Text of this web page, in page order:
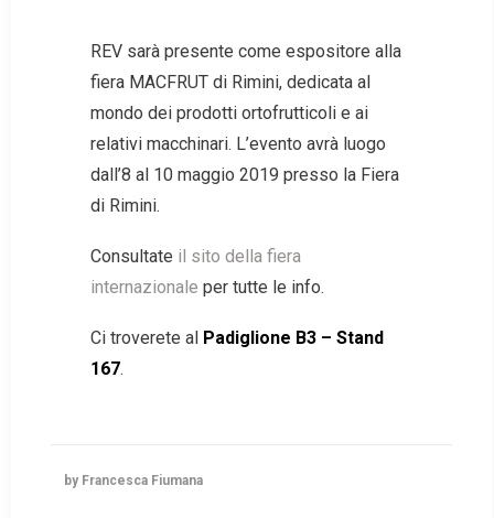
REV sarà presente come espositore alla
fiera MACFRUT di Rimini, dedicata al
mondo dei prodotti ortofrutticoli e ai
relativi macchinari. L’evento avrà luogo
dall’8 al 10 maggio 2019 presso la Fiera
di Rimini.
Consultate il sito della fiera
internazionale per tutte le info.
Ci troverete al Padiglione B3 – Stand
167.
by Francesca Fiumana